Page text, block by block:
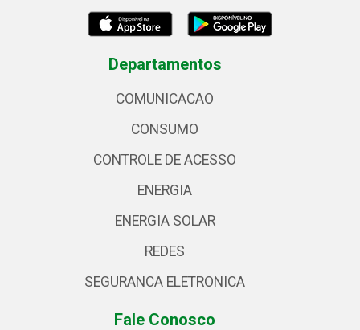
Departamentos
COMUNICACAO
CONSUMO
CONTROLE DE ACESSO
ENERGIA
ENERGIA SOLAR
REDES
SEGURANCA ELETRONICA
Fale Conosco